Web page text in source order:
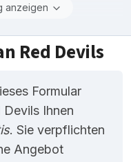
anzeigen
Red Devils
Formular
Ihnen
. Sie verpflichten
Angebot